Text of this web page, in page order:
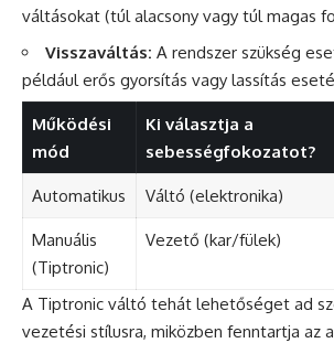
váltásokat (túl alacsony vagy túl magas
Visszaváltás: A rendszer szükség
például erős gyorsítás vagy lassítás
Működési
mód
Ki választja a
sebességfokozatot?
Automatikus Váltó (elektronika)
Manuális
(Tiptronic)
Vezető (kar/fülek)
A Tiptronic váltó tehát lehetőséget ad
vezetési stílusra, miközben fenntartja az